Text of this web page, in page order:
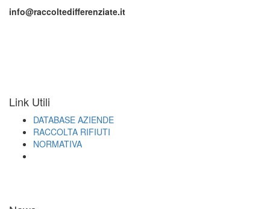
info@raccoltedifferenziate.it
Link Utili
DATABASE AZIENDE
RACCOLTA RIFIUTI
NORMATIVA